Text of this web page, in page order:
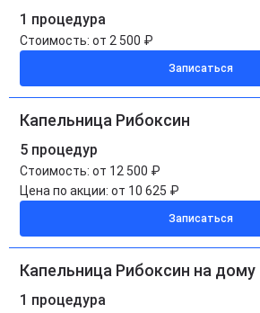
1 процедура
Стоимость: от 2 500 ₽
Записаться
Капельница Рибоксин
5 процедур
Стоимость: от 12 500 ₽
Цена по акции: от 10 625 ₽
Записаться
Капельница Рибоксин на дому
1 процедура